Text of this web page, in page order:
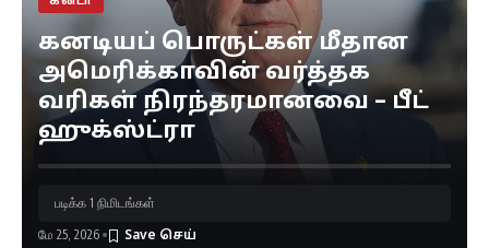
கனடியப் பொருட்கள் மீதான
அமெரிக்காவின் வர்த்தக
வரிகள் நிரந்தரமானவை – பீட்
ஹுக்ஸ்ட்ரா
மே 25, 2026
படிக்க 1 நிமிடங்கள்